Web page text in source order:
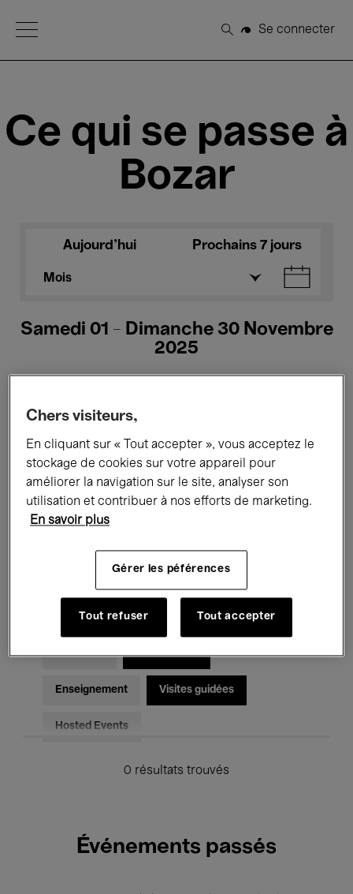
Open Menu
Rechercher
Se connecter
Ce qui se passe à
Bozar
Aujourd'hui Prochains 7 jours
Mois
Samedi 01 - Dimanche 30 Novembre
2025
Tous les événements Concerts
Expositions Films Performances
Rencontres & Débats
Musique classique Global Music
Musique électronique
Pour tous Kids’ Palace
Enseignement Visites guidées
Hosted Events
0 résultats trouvés
Événements passés
Chers visiteurs,
En cliquant sur « Tout accepter », vous acceptez le
stockage de cookies sur votre appareil pour
améliorer la navigation sur le site, analyser son
utilisation et contribuer à nos efforts de marketing.
En savoir plus
Gérer les péférences
Tout refuser Tout accepter